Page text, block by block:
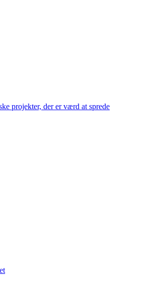
projekter, der er værd at sprede